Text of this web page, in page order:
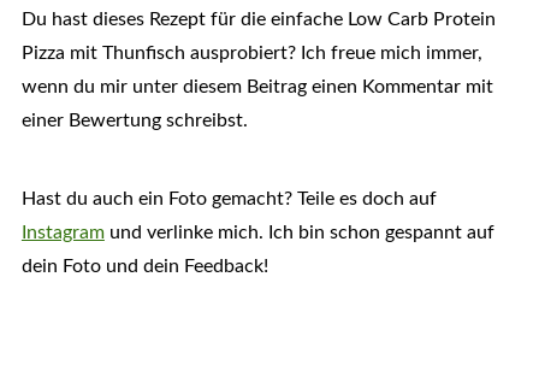
Du hast dieses Rezept für die einfache Low Carb Protein
Pizza mit Thunfisch ausprobiert? Ich freue mich immer,
wenn du mir unter diesem Beitrag einen Kommentar mit
einer Bewertung schreibst.
Hast du auch ein Foto gemacht? Teile es doch auf
Instagramund verlinke mich. Ich bin schon gespannt auf
dein Foto und dein Feedback!